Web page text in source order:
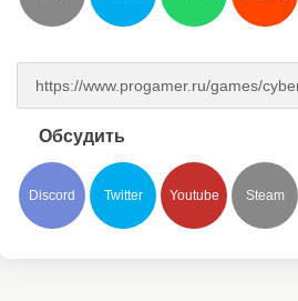
Обсудить
Discord Twitter Youtube Steam